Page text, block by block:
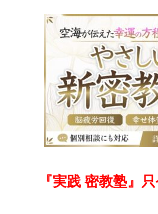
『実践 密教塾』